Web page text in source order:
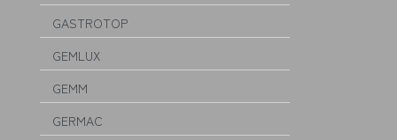
GASTROTOP
GEMLUX
GEMM
GERMAC